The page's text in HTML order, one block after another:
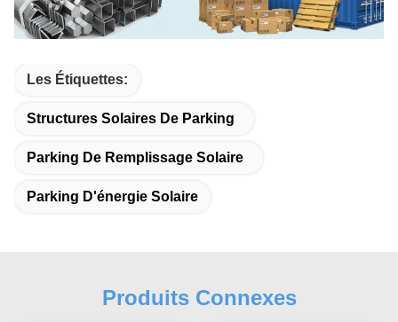
Les Étiquettes:
Structures Solaires De Parking
Parking De Remplissage Solaire
Parking D'énergie Solaire
Produits Connexes